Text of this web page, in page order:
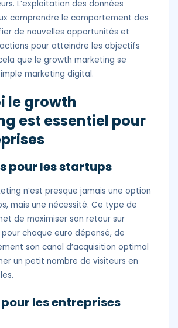
L’exploitation des données
comprendre le comportement des
de nouvelles opportunités et
pour atteindre les objectifs
que le growth marketing se
marketing digital.
le growth
est essentiel pour
pour les startups
n’est presque jamais une option
mais une nécessité. Ce type de
de maximiser son retour sur
chaque euro dépensé, de
son canal d’acquisition optimal
un petit nombre de visiteurs en
les entreprises